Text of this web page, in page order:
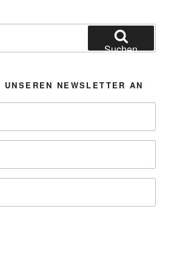
Suchen
NEWSLETTER AN